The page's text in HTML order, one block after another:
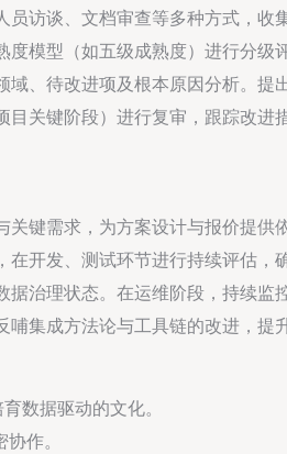
访谈、文档审查等多种方式，收
模型（如五级成熟度）进行分级
、待改进项及根本原因分析。提
关键阶段）进行复审，跟踪改进
键需求，为方案设计与报价提供
开发、测试环节进行持续评估，
治理状态。在运维阶段，持续监
集成方法论与工具链的改进，提
数据驱动的文化。
作。